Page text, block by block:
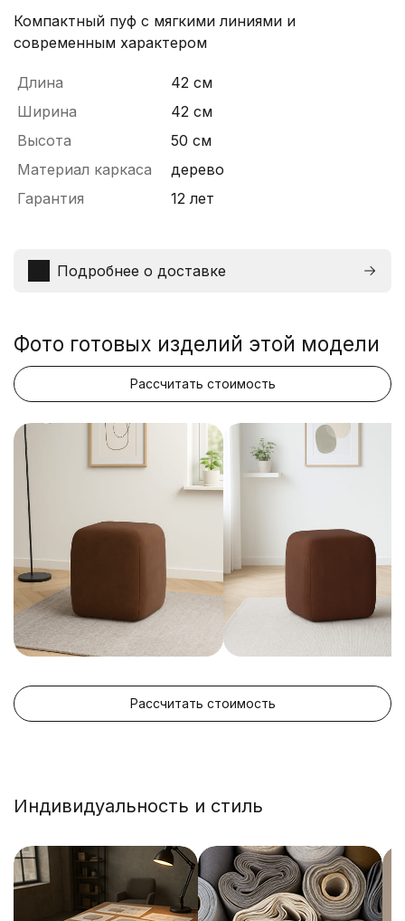
Компактный пуф с мягкими линиями и
современным характером
Длина
42 см
Ширина
42 см
Высота
50 см
Материал каркаса
дерево
Гарантия
12 лет
Подробнее о доставке
Фото готовых изделий этой модели
Рассчитать стоимость
Рассчитать стоимость
Индивидуальность и стиль